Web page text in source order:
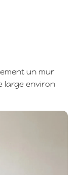
un mur
large environ